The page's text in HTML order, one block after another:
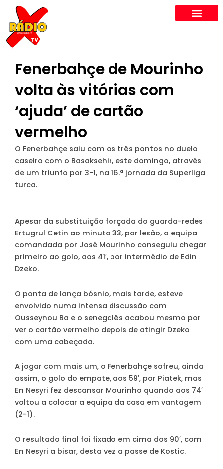
content
Fenerbahçe de Mourinho
volta às vitórias com
‘ajuda’ de cartão
vermelho
O Fenerbahçe saiu com os três pontos no duelo
caseiro com o Basaksehir, este domingo, através
de um triunfo por 3-1, na 16.ª jornada da Superliga
turca.
Apesar da substituição forçada do guarda-redes
Ertugrul Cetin ao minuto 33, por lesão, a equipa
comandada por José Mourinho conseguiu chegar
primeiro ao golo, aos 41′, por intermédio de Edin
Dzeko.
O ponta de lança bósnio, mais tarde, esteve
envolvido numa intensa discussão com
Ousseynou Ba e o senegalês acabou mesmo por
ver o cartão vermelho depois de atingir Dzeko
com uma cabeçada.
A jogar com mais um, o Fenerbahçe sofreu, ainda
assim, o golo do empate, aos 59′, por Piatek, mas
En Nesyri fez descansar Mourinho quando aos 74′
voltou a colocar a equipa da casa em vantagem
(2-1).
O resultado final foi fixado em cima dos 90′, com
En Nesyri a bisar, desta vez a passe de Kostic.